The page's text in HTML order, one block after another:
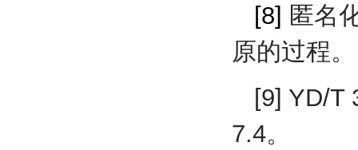
[8] 匿名
原的过程。
[9] YD/T
7.4。